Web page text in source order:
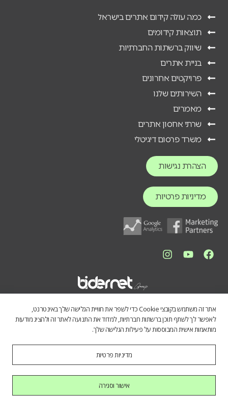
כמה עולה קידום אתרים בישראל
תוצאות קידומים
שיווק ברשתות החברתיות
בניית אתרים
פרויקטים אחרונים
השירותים שלנו
מאמרים
שרתי אחסון אתרים
משרד פרסום דיגיטלי
הצהרת נגישות
מדיניות פרטיות
התכנים באתר נועדו לספק מידע כללי לציבור הרחב. אין לראות בהם תחליף
במידע הינו על אחריות המשתמש בלבד.
אתר זה משתמש בקובצי Cookie כדי לשפר את חוויית הגלישה שלך באינטרנט,
לאפשר לך לשתף תוכן ברשתות חברתיות, למדוד את התנועה לאתר זה ולהציג מודעות
מותאמות אישית המבוססות על פעילות הגלישה שלך.
מדיניות פרטיות
אישור וסגירה